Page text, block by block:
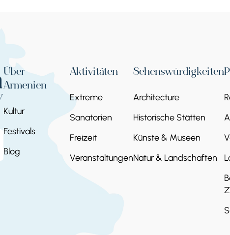
Über
Armenien
Kultur
Festivals
Blog
Aktivitäten
Extreme
Sanatorien
Freizeit
Veranstaltungen
Sehenswürdigkeiten
Architecture
Historische Stätten
Künste & Museen
Natur & Landschaften